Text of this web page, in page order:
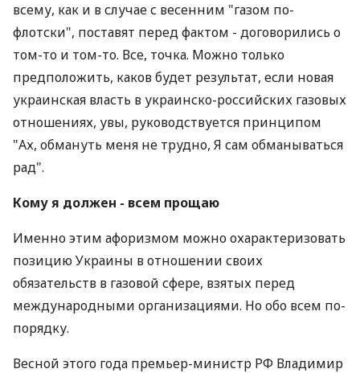
всему, как и в случае с весенним "газом по-
флотски", поставят перед фактом - договорились о
том-то и том-то. Все, точка. Можно только
предположить, каков будет результат, если новая
украинская власть в украинско-российских газовых
отношениях, увы, руководствуется принципом
"Ах, обмануть меня не трудно, Я сам обманываться
рад".
Кому я должен - всем прощаю
Именно этим афоризмом можно охарактеризовать
позицию Украины в отношении своих
обязательств в газовой сфере, взятых перед
международными организациями. Но обо всем по-
порядку.
Весной этого года премьер-министр РФ Владимир